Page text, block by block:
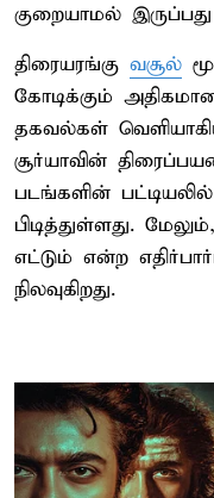
குறையாமல் இருப்பது
திரையரங்கு வசூல்
கோடிக்கும்
தகவல்கள்
சூர்யாவின்
படங்களின்
பிடித்துள்ளது.
எட்டும் என்ற
நிலவுகிறது.